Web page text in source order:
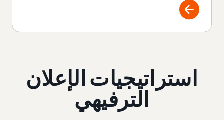
استراتيجيات الإعلان
الترفيهي